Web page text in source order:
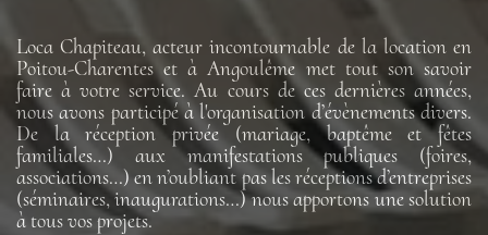
Loca Chapiteau, acteur incontournable de la location en
Poitou-Charentes et à Angoulême met tout son savoir
faire à votre service. Au cours de ces dernières années,
nous avons participé à l'organisation d’évènements divers.
De la réception privée (mariage, baptême et fêtes
familiales…) aux manifestations publiques (foires,
associations…) en n’oubliant pas les réceptions d’entreprises
(séminaires, inaugurations…) nous apportons une solution
à tous vos projets.